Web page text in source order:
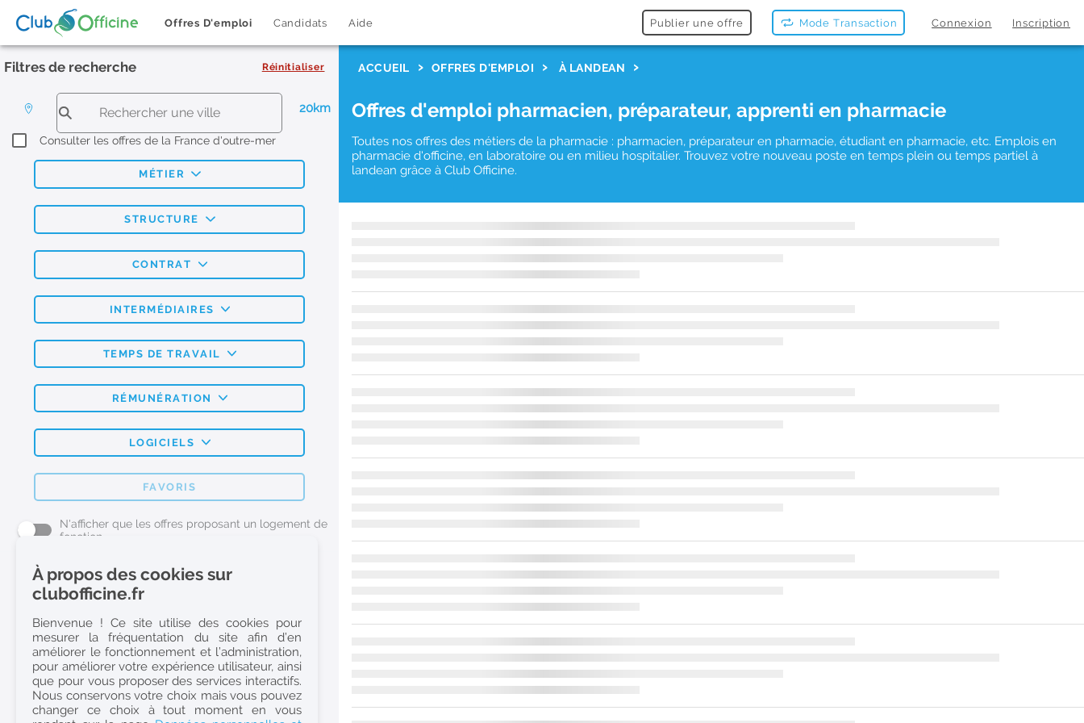
Offres D'emploi Candidats Aide Publier une offre Mode Transaction Connexion Inscription
Filtres de recherche Réinitialiser
20km
Consulter les offres de la France d'outre-mer
MÉTIER
STRUCTURE
CONTRAT
INTERMÉDIAIRES
TEMPS DE TRAVAIL
RÉMUNÉRATION
LOGICIELS
FAVORIS
N'afficher que les offres proposant un logement de
fonction
L'emploi Pharmacie par métier
Pharmacien (H/F)
Préparateur en Pharmacie (H/F)
Etudiant en Pharmacie (H/F)
Etudiant en Pharmacie 6e année validée (H/F)
Conseiller Dermo Cosmetique - Esthéticienne (H/F)
ACCUEIL OFFRES D'EMPLOI À LANDEAN
Offres d'emploi pharmacien, préparateur, apprenti en pharmacie
Toutes nos offres des métiers de la pharmacie : pharmacien, préparateur en pharmacie, étudiant en pharmacie, etc. Emplois en
pharmacie d'officine, en laboratoire ou en milieu hospitalier. Trouvez votre nouveau poste en temps plein ou temps partiel à
landean grâce à Club Officine.
À propos des cookies sur
clubofficine.fr
Bienvenue ! Ce site utilise des cookies pour
mesurer la fréquentation du site afin d’en
améliorer le fonctionnement et l’administration,
pour améliorer votre expérience utilisateur, ainsi
que pour vous proposer des services interactifs.
Nous conservons votre choix mais vous pouvez
changer ce choix à tout moment en vous